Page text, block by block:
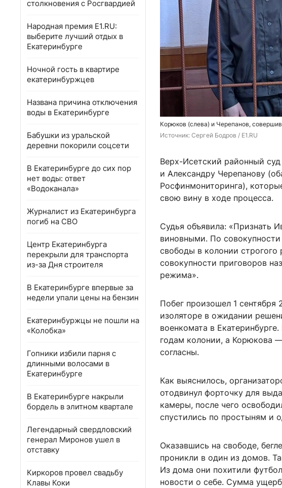
столкновения с Росгвардией
Народная премия E1.RU:
выберите лучший отдых в
Екатеринбурге
Ночной гость в квартире
екатеринбуржцев
Названа причина отключения
воды в Екатеринбурге
Бабушки из уральской
деревни покорили соцсети
В Екатеринбурге до сих пор
нет воды: ответ
«Водоканала»
Журналист из Екатеринбурга
погиб на СВО
Центр Екатеринбурга
перекрыли для транспорта
из-за Дня строителя
В Екатеринбурге впервые за
недели упали цены на бензин
Екатеринбуржцы не пошли на
«Колобка»
Гопники избили парня с
длинными волосами в
Екатеринбурге
В Екатеринбурге накрыли
бордель в элитном квартале
Легендарный свердловский
генерал Миронов ушел в
отставку
Киркоров провел свадьбу
Клавы Коки
Корюков (слева) и Черепанов,
Источник: Сергей Бодров / Е1.RU
Верх-Исетский районный
и Александру Черепанову
Росфинмониторинга),
свою вину в ходе процесса.
Судья объявила: «Признать
виновными. По
свободы в колонии
совокупности приговоров
режима».
Побег произошел 1
изоляторе в ожидании
военкомата в
годам колонии, а Корюкова
согласны.
Как выяснилось,
отодвинул форточку для
камеры, после чего
спустились по простыням и
Оказавшись на свободе,
проникли в один из домов.
Из дома они похитили
новости о себе. Сумма